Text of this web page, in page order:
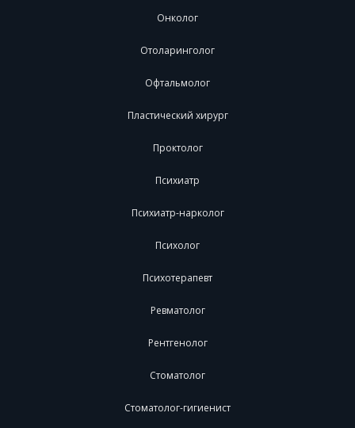
Онколог
Отоларинголог
Офтальмолог
Пластический хирург
Проктолог
Психиатр
Психиатр-нарколог
Психолог
Психотерапевт
Ревматолог
Рентгенолог
Стоматолог
Стоматолог-гигиенист